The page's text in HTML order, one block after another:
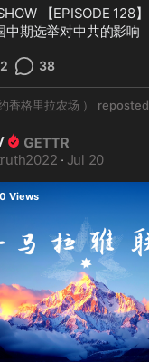
【EPISODE 128】
中期选举对中共的影响
38
香格里拉农场 ） reposted
· Jul 20
Views